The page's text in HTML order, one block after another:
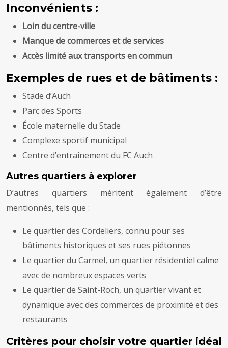
Inconvénients :
Loin du centre-ville
Manque de commerces et de services
Accès limité aux transports en commun
Exemples de rues et de bâtiments :
Stade d’Auch
Parc des Sports
École maternelle du Stade
Complexe sportif municipal
Centre d’entraînement du FC Auch
Autres quartiers à explorer
D’autres quartiers méritent également d’être
mentionnés, tels que :
Le quartier des Cordeliers, connu pour ses
bâtiments historiques et ses rues piétonnes
Le quartier du Carmel, un quartier résidentiel calme
avec de nombreux espaces verts
Le quartier de Saint-Roch, un quartier vivant et
dynamique avec des commerces de proximité et des
restaurants
Critères pour choisir votre quartier idéal